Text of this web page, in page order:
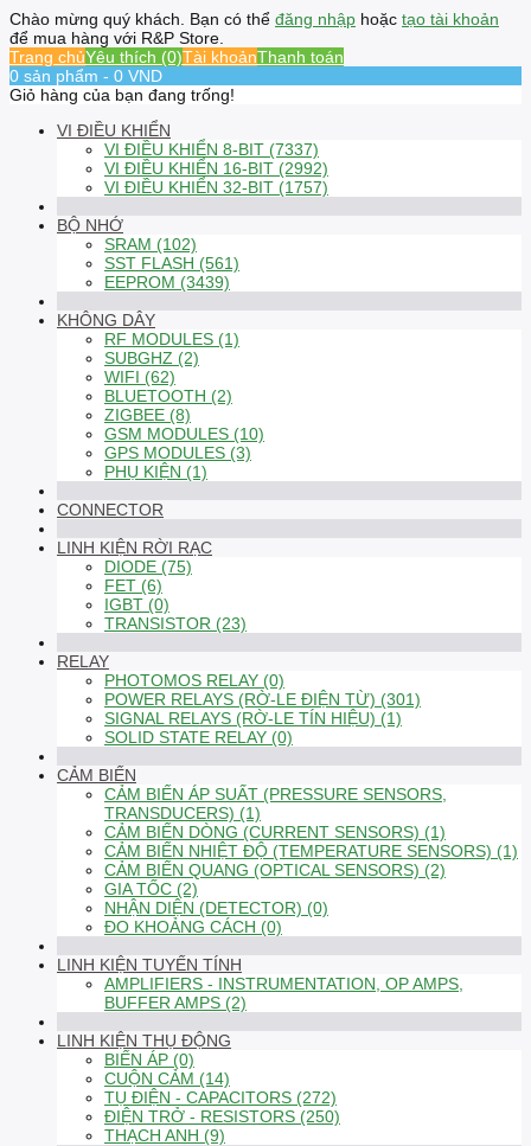
Chào mừng quý khách. Bạn có thể đăng nhập hoặc tạo tài khoản
để mua hàng với R&P Store.
Trang chủYêu thích (0)Tài khoảnThanh toán
0 sản phẩm - 0 VND
Giỏ hàng của bạn đang trống!
VI ĐIỀU KHIỂN
VI ĐIỀU KHIỂN 8-BIT (7337)
VI ĐIỀU KHIỂN 16-BIT (2992)
VI ĐIỀU KHIỂN 32-BIT (1757)
BỘ NHỚ
SRAM (102)
SST FLASH (561)
EEPROM (3439)
KHÔNG DÂY
RF MODULES (1)
SUBGHZ (2)
WIFI (62)
BLUETOOTH (2)
ZIGBEE (8)
GSM MODULES (10)
GPS MODULES (3)
PHỤ KIỆN (1)
CONNECTOR
LINH KIỆN RỜI RẠC
DIODE (75)
FET (6)
IGBT (0)
TRANSISTOR (23)
RELAY
PHOTOMOS RELAY (0)
POWER RELAYS (RỜ-LE ĐIỆN TỪ) (301)
SIGNAL RELAYS (RỜ-LE TÍN HIỆU) (1)
SOLID STATE RELAY (0)
CẢM BIẾN
CẢM BIẾN ÁP SUẤT (PRESSURE SENSORS,
TRANSDUCERS) (1)
CẢM BIẾN DÒNG (CURRENT SENSORS) (1)
CẢM BIẾN NHIỆT ĐỘ (TEMPERATURE SENSORS) (1)
CẢM BIẾN QUANG (OPTICAL SENSORS) (2)
GIA TỐC (2)
NHẬN DIỆN (DETECTOR) (0)
ĐO KHOẢNG CÁCH (0)
LINH KIỆN TUYẾN TÍNH
AMPLIFIERS - INSTRUMENTATION, OP AMPS,
BUFFER AMPS (2)
LINH KIỆN THỤ ĐỘNG
BIẾN ÁP (0)
CUỘN CẢM (14)
TỤ ĐIỆN - CAPACITORS (272)
ĐIỆN TRỞ - RESISTORS (250)
THẠCH ANH (9)